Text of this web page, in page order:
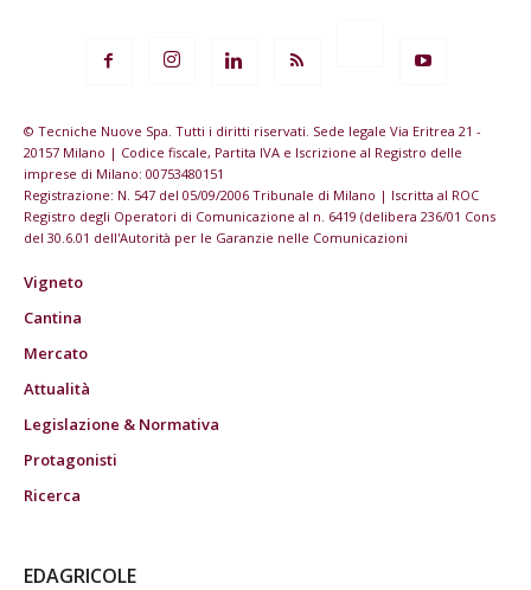
© Tecniche Nuove Spa. Tutti i diritti riservati. Sede legale Via Eritrea 21 -
20157 Milano | Codice fiscale, Partita IVA e Iscrizione al Registro delle
imprese di Milano: 00753480151
Registrazione: N. 547 del 05/09/2006 Tribunale di Milano | Iscritta al ROC
Registro degli Operatori di Comunicazione al n. 6419 (delibera 236/01 Cons
del 30.6.01 dell'Autorità per le Garanzie nelle Comunicazioni
Vigneto
Cantina
Mercato
Attualità
Legislazione & Normativa
Protagonisti
Ricerca
EDAGRICOLE